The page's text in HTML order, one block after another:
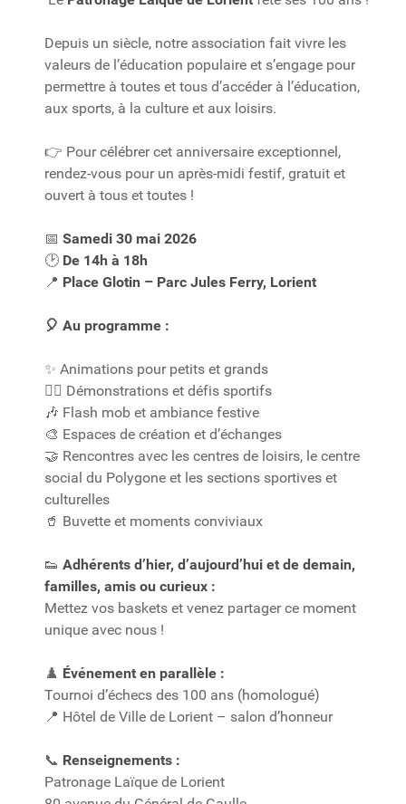
Depuis un siècle, notre association fait vivre les
valeurs de l’éducation populaire et s’engage pour
permettre à toutes et tous d’accéder à l’éducation,
aux sports, à la culture et aux loisirs.
👉 Pour célébrer cet anniversaire exceptionnel,
rendez-vous pour un après-midi festif, gratuit et
ouvert à tous et toutes !
📅 Samedi 30 mai 2026
🕑 De 14h à 18h
📍 Place Glotin – Parc Jules Ferry, Lorient
🎈 Au programme :
✨ Animations pour petits et grands
🏃‍♂️ Démonstrations et défis sportifs
🎶 Flash mob et ambiance festive
🎨 Espaces de création et d’échanges
🤝 Rencontres avec les centres de loisirs, le centre
social du Polygone et les sections sportives et
culturelles
🥤 Buvette et moments conviviaux
👟 Adhérents d’hier, d’aujourd’hui et de demain,
familles, amis ou curieux :
Mettez vos baskets et venez partager ce moment
unique avec nous !
♟️ Événement en parallèle :
Tournoi d’échecs des 100 ans (homologué)
📍 Hôtel de Ville de Lorient – salon d’honneur
📞 Renseignements :
Patronage Laïque de Lorient